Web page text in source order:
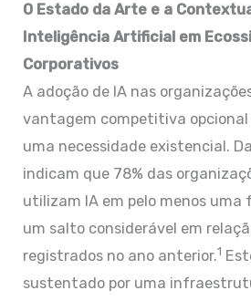
O Estado da Arte e a
Inteligência Artificial em
Corporativos
A adoção de IA nas
vantagem competitiva
uma necessidade existencial.
indicam que 78% das
utilizam IA em pelo menos uma
um salto considerável em
registrados no ano anterior.1
sustentado por uma